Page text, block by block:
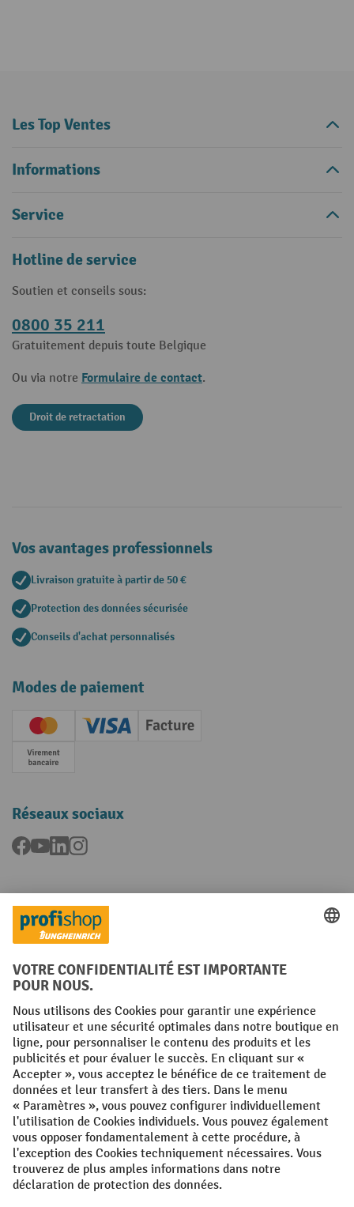
Les Top Ventes
Informations
Service
Hotline de service
Soutien et conseils sous:
0800 35 211
Gratuitement depuis toute Belgique
Ou via notre Formulaire de contact.
Droit de retractation
Vos avantages professionnels
Livraison gratuite à partir de 50 €
Protection des données sécurisée
Conseils d'achat personnalisés
Modes de paiement
Creditcard (Master)Creditcard (Visa)
Facture
Paiement anticipé
Réseaux sociaux
Facebook
YouTubeLinkedInInstagram
Langues
FR NL
Conditions générales Mentions légales
Protection des Données Politique de cookies
All prices excl. VAT plusshipping costsand possible delivery charges,
if not stated otherwise.
¹ La remise est valable jusqu'à épuisement des stocks. La remise ne
s'applique pas aux prix spéciaux. Il n'est pas possible de le combiner
avec d'autres réductions en pourcentage ou bons de réduction. | ² La
réduction sera accordée une seule fois lors de la première inscription
à la newsletter. Le code de réduction est valable pendant 10 jours et